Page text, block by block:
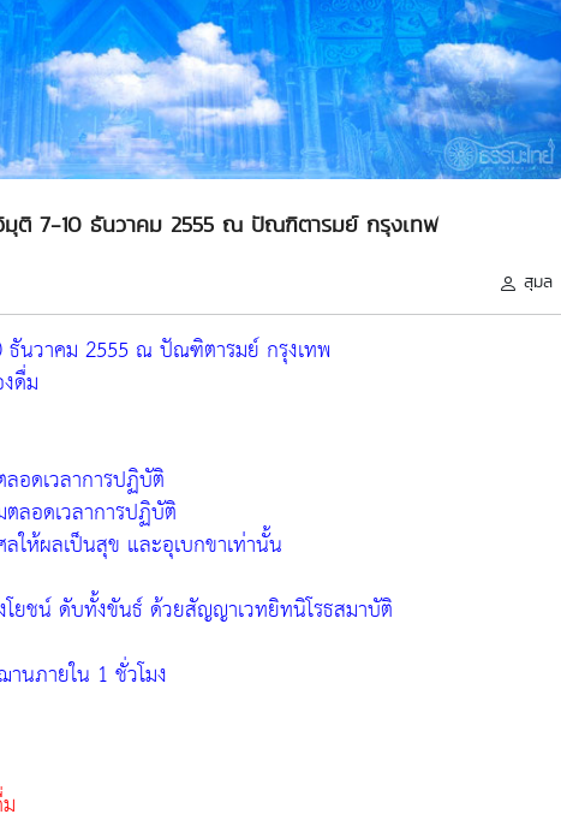
มุติ 7-10 ธันวาคม 2555 ณ ปัณฑิตารมย์ กรุงเทพ
สุมล
ธันวาคม 2555 ณ ปัณฑิตารมย์ กรุงเทพ
ดื่ม
อดเวลาการปฏิบัติ
ลอดเวลาการปฏิบัติ
ให้ผลเป็นสุข และอุเบกขาเท่านั้น
ยชน์ ดับทั้งขันธ์ ด้วยสัญญาเวทยิทนิโรธสมาบัติ
นภายใน 1 ชั่วโมง